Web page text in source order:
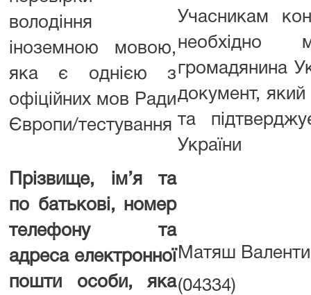
володіння
іноземною мовою,
яка є однією з
офіційних мов Ради
Європи/тестування
Учасникам
необхідно
громадянина
документ, який
та
України
Прізвище, ім’я та
по батькові, номер
телефону та
адреса електронної
пошти особи, яка
Матяш
(04334)